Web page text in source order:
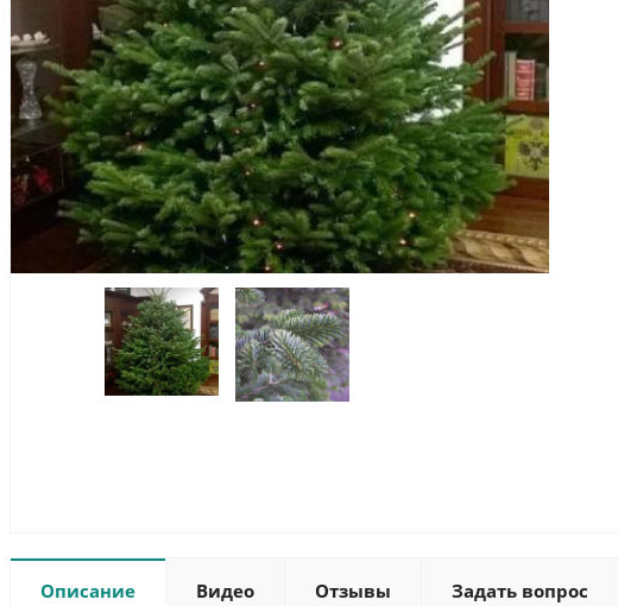
Описание Видео Отзывы Задать вопрос